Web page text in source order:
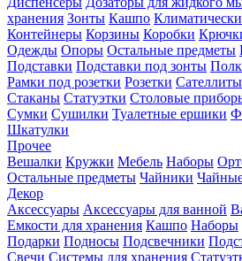
хранения Зонты Кашпо
Контейнеры Корзины Коробки
Одежды Опоры Остальные предметы
Подставки Подставки под зонты
Рамки под розетки Розетки Сателлиты
Стаканы Статуэтки Столовые
Сумки Сушилки Туалетные ершики
Шкатулки
Прочее
Вешалки Кружки Мебель Наборы
Остальные предметы Чайники
Декор
Аксессуары Аксессуары для ванной
Емкости для хранения Кашпо Наборы
Подарки Подносы Подсвечники
Свечи Системы для хранения